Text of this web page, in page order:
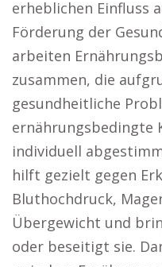
erheblichen Einfluss
Förderung der
arbeiten
zusammen, die
gesundheitliche
ernährungsbedingte
individuell
hilft gezielt gegen
Bluthochdruck,
Übergewicht und
oder beseitigt sie.